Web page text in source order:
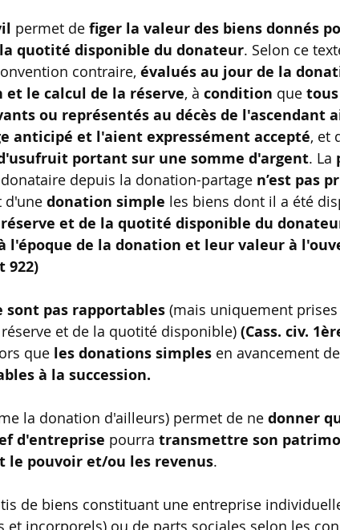
permet de figer la valeur des biens donnés
quotité disponible du donateur. Selon ce
contraire, évalués au jour de la
le calcul de la réserve, à condition que
ou représentés au décès de l'ascendant
anticipé et l'aient expressément accepté, et
portant sur une somme d'argent. La
depuis la donation-partage n’est pas
d'une donation simple les biens dont il a été
et de la quotité disponible du
l'époque de la donation et leur valeur à
922)
sont pas rapportables (mais uniquement prises
et de la quotité disponible) (Cass. civ.
que les donations simples en avancement
à la succession.
la donation d'ailleurs) permet de ne donner
d'entreprise pourra transmettre son
le pouvoir et/ou les revenus.
de biens constituant une entreprise
et incorporels) ou de parts sociales selon les